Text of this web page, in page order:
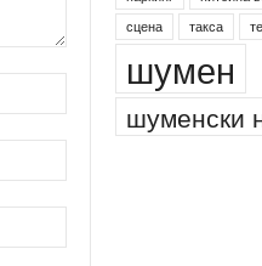
сцена
такса
шумен
шуменски